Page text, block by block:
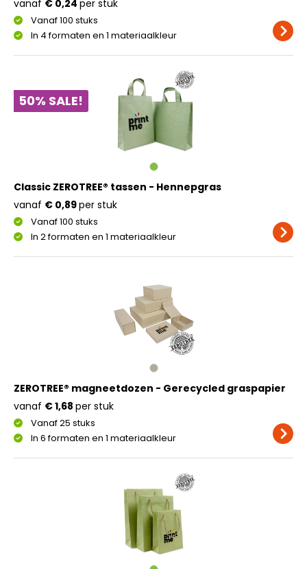
Vanaf 100 stuks
In 4 formaten en 1 materiaalkleur
vanaf € 0,24 per stuk
50% SALE!
Classic ZEROTREE® tassen - Hennepgras
Vanaf 100 stuks
In 2 formaten en 1 materiaalkleur
vanaf € 0,89per stuk
ZEROTREE® magneetdozen - Gerecycled graspapier
Vanaf 25 stuks
In 6 formaten en 1 materiaalkleur
vanaf € 1,68 per stuk